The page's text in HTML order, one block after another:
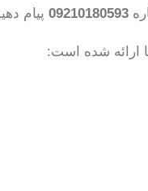
09210180593 پیام
ارائه شده است: